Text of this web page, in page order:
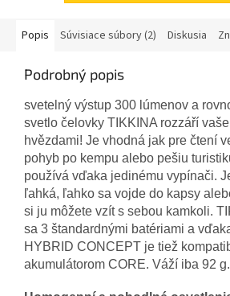
Popis Súvisiace súbory (2) Diskusia
Podrobný popis
svetelný výstup 300 lúmenov a
svetlo čelovky TIKKINA rozzáří
hvězdami! Je vhodná jak pre čtení
pohyb po kempu alebo pešiu
používá vďaka jedinému vypínači.
ľahká, ľahko sa vojde do kapsy
si ju môžete vzít s sebou kamkoli.
sa 3 štandardnými batériami a
HYBRID CONCEPT je tiež
akumulátorom CORE. Váží iba 92 g.